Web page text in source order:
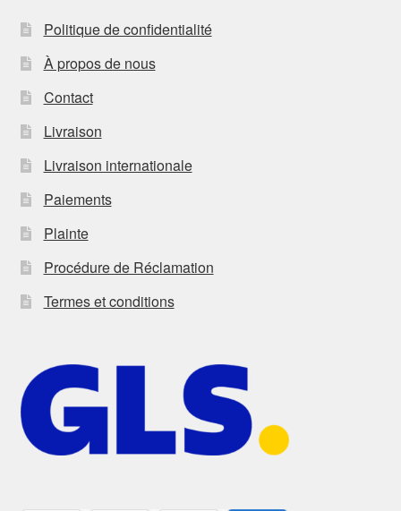
Politique de confidentialité
À propos de nous
Contact
Livraison
Livraison internationale
Paiements
Plainte
Procédure de Réclamation
Termes et conditions